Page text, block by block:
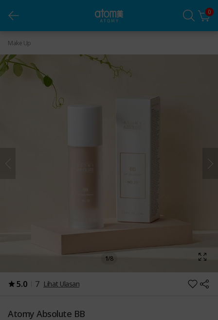
0
Make Up
1/8
5.0 7 Lihat Ulasan
Atomy Absolute BB